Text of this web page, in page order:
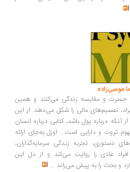
موسی‌زاده
حسرت و مقایسه زندگی می‌کنند و همین
تصمیم‌های مالی را شکل می‌دهد. از این
درباره پول باشد، کتابی درباره انسان
ثروت و دارایی است... اوزل به‌جای ارائه
دستوری، تجربه زندگی سرمایه‌گذاران،
افراد عادی را روایت می‌کند و از دل این
و بحث را به پیش می‌راند ...